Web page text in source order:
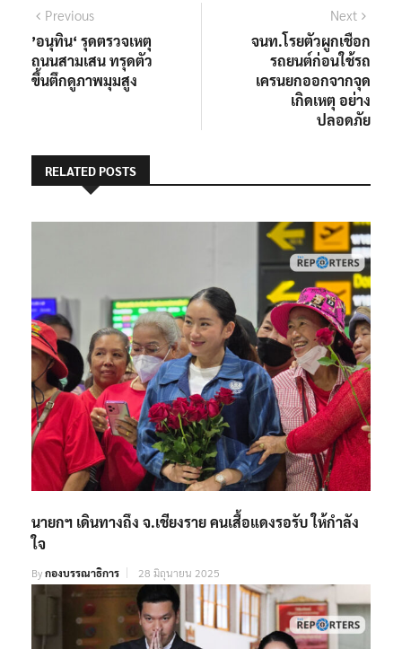
แนะแนว
เรื่อง
PreviousPrevious
post:
’อนุทิน‘ รุดตรวจเหตุ
ถนนสามเสน ทรุดตัว
ขึ้นตึกดูภาพมุมสูง
Next
จนท.โรยตัวผูกเชือก
รถยนต์ก่อนใช้รถ
เครนยกออกจากจุด
เกิดเหตุ อย่าง
ปลอดภัย
RELATED POSTS
นายกฯ เดินทางถึง จ.เชียงราย คนเสื้อแดงรอรับ ให้กำลัง
ใจ
Byกองบรรณาธิการ 28 มิถุนายน 2025